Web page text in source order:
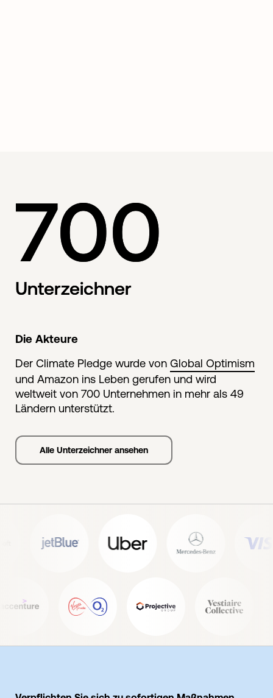
700
Unterzeichner
Die Akteure
Der Climate Pledge wurde von Global Optimism
und Amazon ins Leben gerufen und wird
weltweit von 700 Unternehmen in mehr als 49
Ländern unterstützt.
Alle Unterzeichner ansehen